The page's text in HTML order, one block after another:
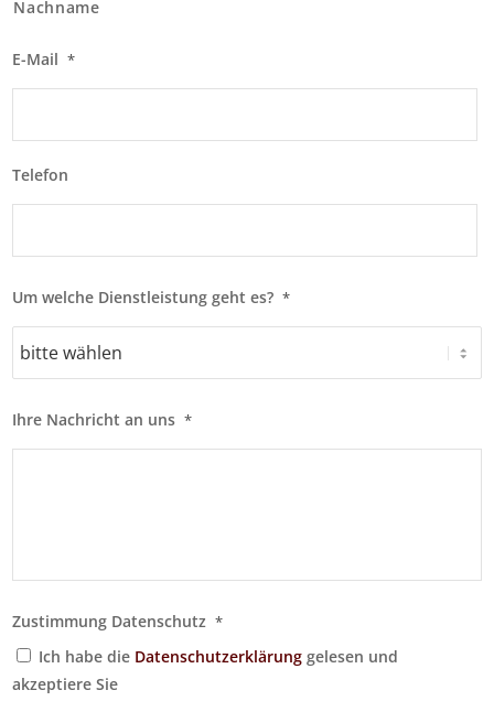
Nachname
E-Mail *
Telefon
Um welche Dienstleistung geht es? *
Ihre Nachricht an uns *
Zustimmung Datenschutz *
Ich habe die Datenschutzerklärung gelesen und
akzeptiere Sie